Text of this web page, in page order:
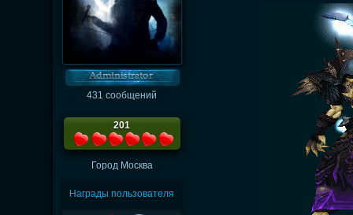
431 сообщений
201
Город Москва
Награды пользователя